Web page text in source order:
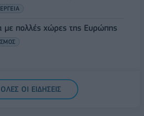
πολλές χώρες της Ευρώπης
ΟΛΕΣ ΟΙ ΕΙΔΗΣΕΙΣ